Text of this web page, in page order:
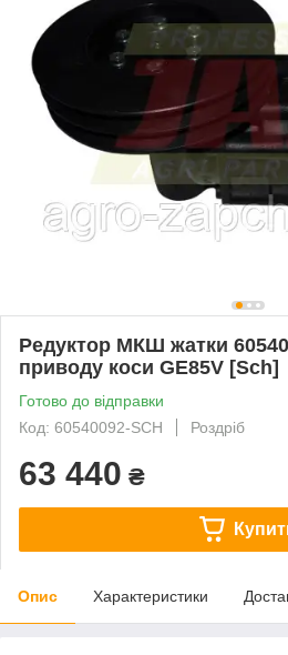
Редуктор МКШ жатки
приводу коси GE85V [Sch]
Готово до відправки
Код: 60540092-SCH
Роздріб
63 440 ₴
Опис Характеристики